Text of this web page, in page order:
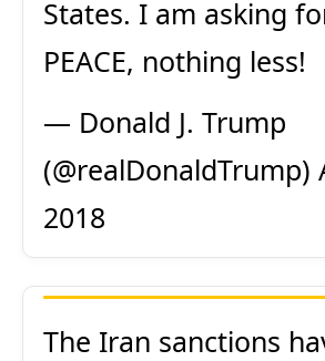
States. I am asking
PEACE, nothing less!
— Donald J. Trump
(@realDonaldTrump)
2018
The Iran sanctions